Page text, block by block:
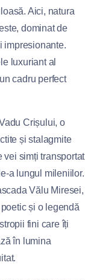
Aici, natura
dominat de
impresionante.
luxuriant al
cadru perfect
Crișului, o
și stalagmite
vei simți transportat
a lungul mileniilor.
Vălu Miresei,
și o legendă
fini care îți
în lumina